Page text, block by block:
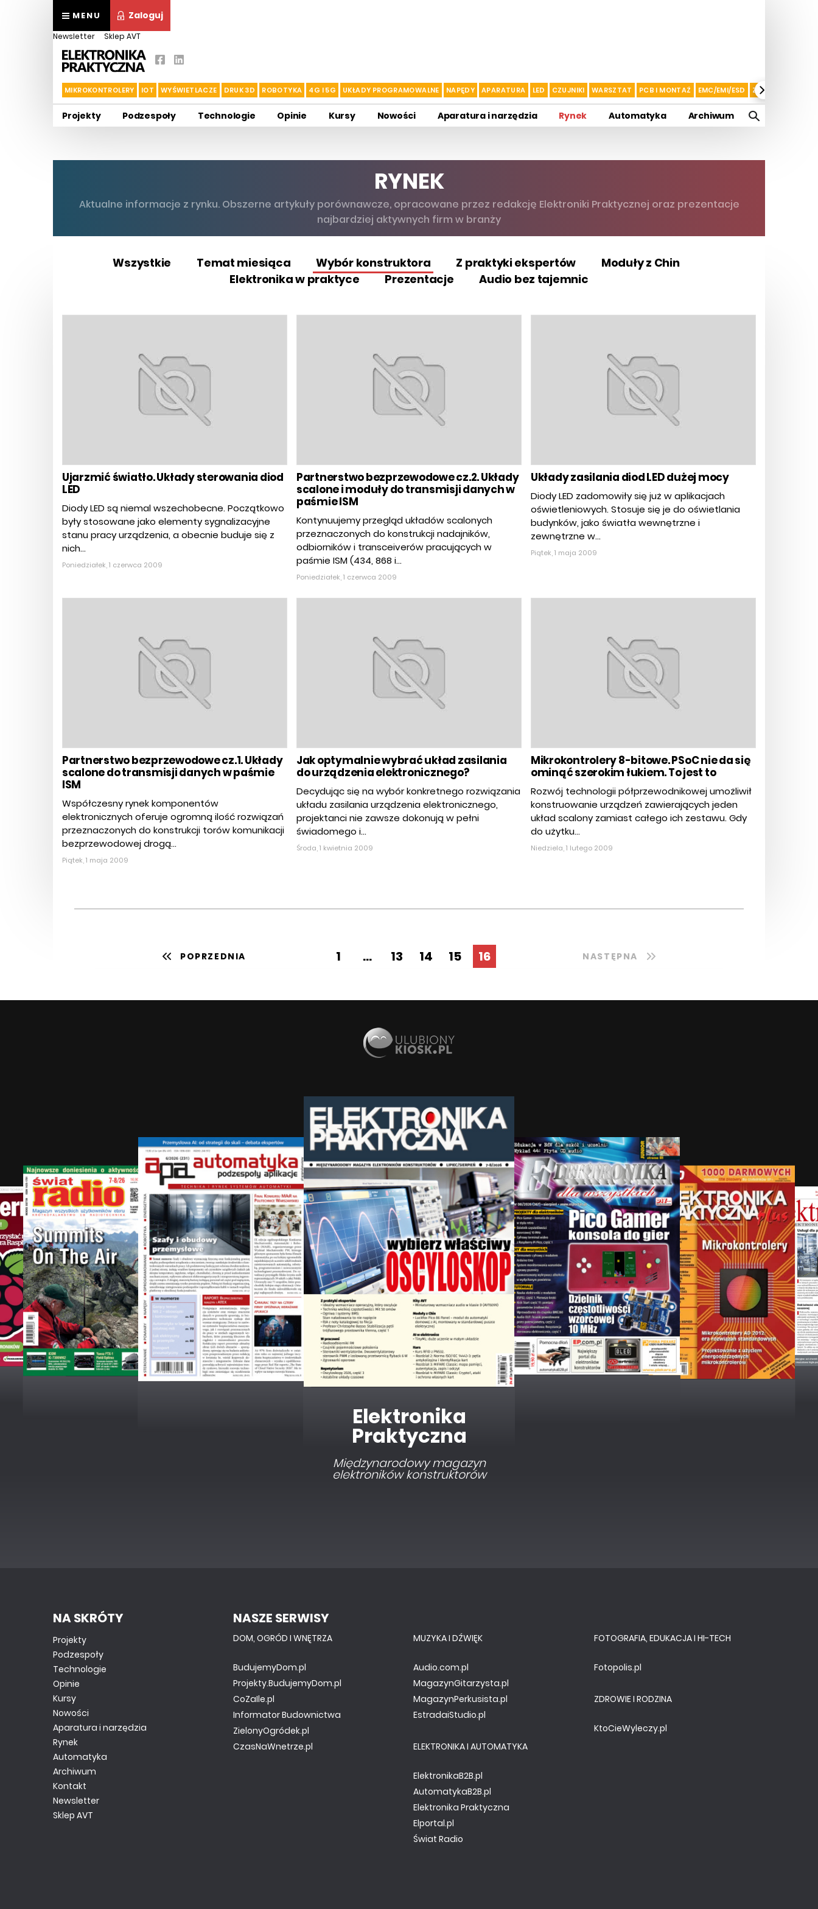
MENU Zaloguj
Newsletter Sklep AVT
MIKROKONTROLERY IOT WYŚWIETLACZE DRUK 3D ROBOTYKA 4G I 5G UKŁADY PROGRAMOWALNE NAPĘDY APARATURA LED CZUJNIKI WARSZTAT PCB I MONTAŻ EMC/EMI/ESD ZASILANIE I
Projekty Podzespoły Technologie Opinie Kursy Nowości Aparatura i narzędzia Rynek Automatyka Archiwum
RYNEK
Aktualne informacje z rynku. Obszerne artykuły porównawcze, opracowane przez redakcję Elektroniki Praktycznej oraz prezentacje
najbardziej aktywnych firm w branży
Wszystkie Temat miesiąca Wybór konstruktora Z praktyki ekspertów
Moduły z Chin
Elektronika w praktyce
Prezentacje Audio bez tajemnic
Ujarzmić światło. Układy sterowania diod
LED
Diody LED są niemal wszechobecne. Początkowo
były stosowane jako elementy sygnalizacyjne
stanu pracy urządzenia, a obecnie buduje się z
nich...
Poniedziałek, 1 czerwca 2009
Partnerstwo bezprzewodowe cz.2. Układy
scalone i moduły do transmisji danych w
paśmie ISM
Kontynuujemy przegląd układów scalonych
przeznaczonych do konstrukcji nadajników,
odbiorników i transceiverów pracujących w
paśmie ISM (434, 868 i...
Poniedziałek, 1 czerwca 2009
Układy zasilania diod LED dużej mocy
Diody LED zadomowiły się już w aplikacjach
oświetleniowych. Stosuje się je do oświetlania
budynków, jako światła wewnętrzne i
zewnętrzne w...
Piątek, 1 maja 2009
Partnerstwo bezprzewodowe cz.1. Układy
scalone do transmisji danych w paśmie
ISM
Współczesny rynek komponentów
elektronicznych oferuje ogromną ilość rozwiązań
przeznaczonych do konstrukcji torów komunikacji
bezprzewodowej drogą...
Piątek, 1 maja 2009
Jak optymalnie wybrać układ zasilania
do urządzenia elektronicznego?
Decydując się na wybór konkretnego rozwiązania
układu zasilania urządzenia elektronicznego,
projektanci nie zawsze dokonują w pełni
świadomego i...
Środa, 1 kwietnia 2009
Mikrokontrolery 8-bitowe. PSoC nie da się
ominąć szerokim łukiem. To jest to
Rozwój technologii półprzewodnikowej umożliwił
konstruowanie urządzeń zawierających jeden
układ scalony zamiast całego ich zestawu. Gdy
do użytku...
Niedziela, 1 lutego 2009
POPRZEDNIA 1 ... 13 14 15 16 NASTĘPNA
Elektronika dla
Wszystkich
Interesująca elektronika dla
pasjonatów
NA SKRÓTY
Projekty
Podzespoły
Technologie
Opinie
Kursy
Nowości
Aparatura i narzędzia
Rynek
Automatyka
Archiwum
Kontakt
Newsletter
Sklep AVT
NASZE SERWISY
DOM, OGRÓD I WNĘTRZA
BudujemyDom.pl
Projekty.BudujemyDom.pl
CoZaIle.pl
Informator Budownictwa
ZielonyOgródek.pl
CzasNaWnetrze.pl
MUZYKA I DŹWIĘK
Audio.com.pl
MagazynGitarzysta.pl
MagazynPerkusista.pl
EstradaiStudio.pl
ELEKTRONIKA I AUTOMATYKA
ElektronikaB2B.pl
AutomatykaB2B.pl
Elektronika Praktyczna
Elportal.pl
Świat Radio
FOTOGRAFIA, EDUKACJA I HI-TECH
Fotopolis.pl
ZDROWIE I RODZINA
KtoCieWyleczy.pl